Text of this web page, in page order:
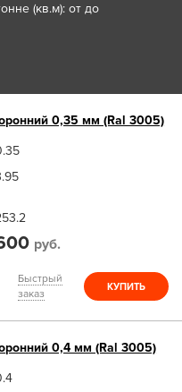
(кв.м): от до
0,35 мм (Ral 3005)
руб.
Быстрый
заказ
КУПИТЬ
0,4 мм (Ral 3005)